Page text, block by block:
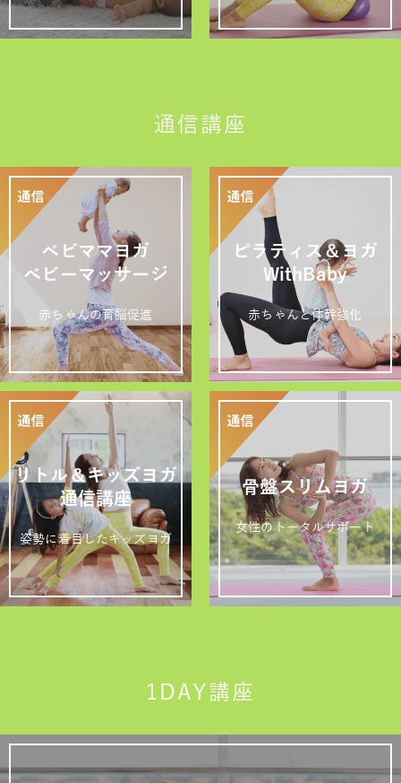
通信講座
ベビママヨガ
ベビーマッサージ
赤ちゃんの育脳促進
ピラティス＆ヨガ
WithBaby
赤ちゃんと体幹強化
リトル＆キッズヨガ
通信講座
姿勢に着目したキッズヨガ
骨盤スリムヨガ
女性のトータルサポート
1DAY講座